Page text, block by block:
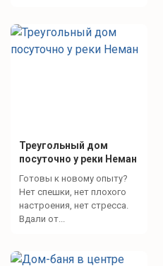
Треугольный дом
посуточно у реки Неман
Готовы к новому опыту?
Нет спешки, нет плохого
настроения, нет стресса.
Вдали от...